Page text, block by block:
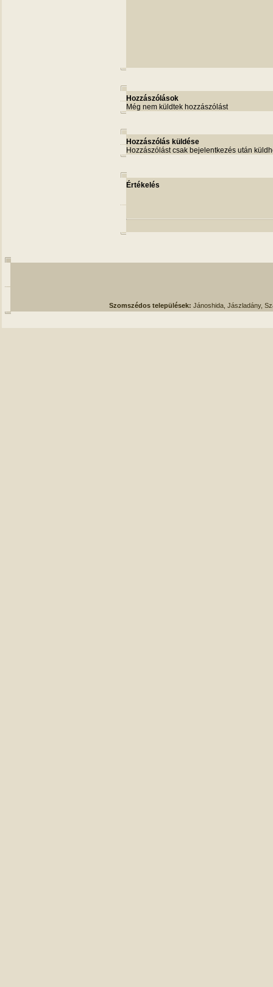
Hozzászólások
Még nem küldtek hozzászólást
Hozzászólás küldése
Hozzászólást csak bejelentkezés után
Értékelés
Szomszédos települések: Jánoshida, Jászladány,